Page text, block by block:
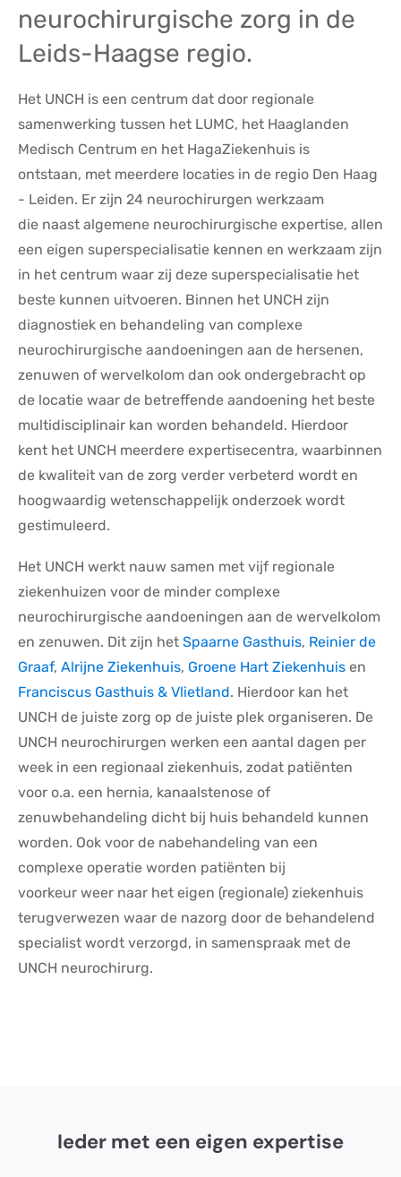
neurochirurgische zorg in de
Leids-Haagse regio.
Het UNCH is een centrum dat door regionale
samenwerking tussen het LUMC, het Haaglanden
Medisch Centrum en het HagaZiekenhuis is
ontstaan, met meerdere locaties in de regio Den Haag
- Leiden. Er zijn 24 neurochirurgen werkzaam
die naast algemene neurochirurgische expertise, allen
een eigen superspecialisatie kennen en werkzaam zijn
in het centrum waar zij deze superspecialisatie het
beste kunnen uitvoeren. Binnen het UNCH zijn
diagnostiek en behandeling van complexe
neurochirurgische aandoeningen aan de hersenen,
zenuwen of wervelkolom dan ook ondergebracht op
de locatie waar de betreffende aandoening het beste
multidisciplinair kan worden behandeld. Hierdoor
kent het UNCH meerdere expertisecentra, waarbinnen
de kwaliteit van de zorg verder verbeterd wordt en
hoogwaardig wetenschappelijk onderzoek wordt
gestimuleerd.
Het UNCH werkt nauw samen met vijf regionale
ziekenhuizen voor de minder complexe
neurochirurgische aandoeningen aan de wervelkolom
en zenuwen. Dit zijn het Spaarne Gasthuis, Reinier de
Graaf, Alrijne Ziekenhuis, Groene Hart Ziekenhuis en
Franciscus Gasthuis & Vlietland. Hierdoor kan het
UNCH de juiste zorg op de juiste plek organiseren. De
UNCH neurochirurgen werken een aantal dagen per
week in een regionaal ziekenhuis, zodat patiënten
voor o.a. een hernia, kanaalstenose of
zenuwbehandeling dicht bij huis behandeld kunnen
worden. Ook voor de nabehandeling van een
complexe operatie worden patiënten bij
voorkeur weer naar het eigen (regionale) ziekenhuis
terugverwezen waar de nazorg door de behandelend
specialist wordt verzorgd, in samenspraak met de
UNCH neurochirurg.
Ieder met een eigen expertise